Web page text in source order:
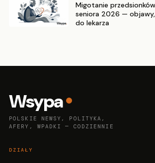
Migotanie
seniora 2026 —
do lekarza
Wsypa
POLSKIE NEWSY, POLITYKA,
AFERY, WPADKI — CODZIENNIE
DZIAŁY